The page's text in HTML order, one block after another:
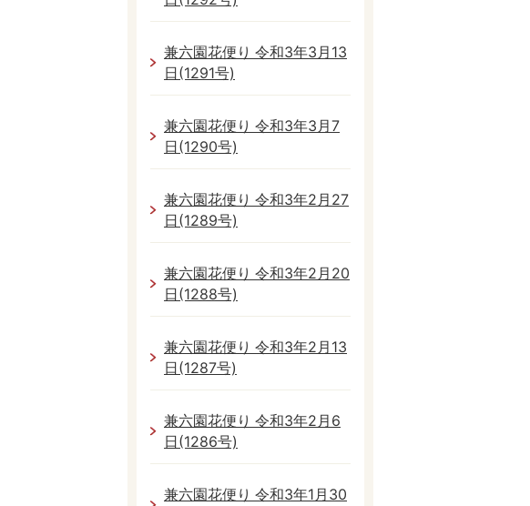
兼六園花便り 令和3年3月13
日(1291号)
兼六園花便り 令和3年3月7
日(1290号)
兼六園花便り 令和3年2月27
日(1289号)
兼六園花便り 令和3年2月20
日(1288号)
兼六園花便り 令和3年2月13
日(1287号)
兼六園花便り 令和3年2月6
日(1286号)
兼六園花便り 令和3年1月30